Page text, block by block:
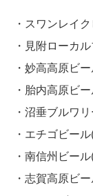
・スワンレイ
・見附ローカ
・妙高高原ビ
・胎内高原ビ
・沼垂ブルワ
・エチゴビー
・南信州ビー
・志賀高原ビ